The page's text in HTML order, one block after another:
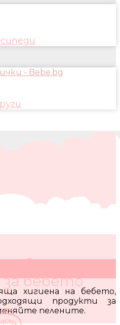
съвета за
бебето
хигиена на бебето,
продукти за
пелените.